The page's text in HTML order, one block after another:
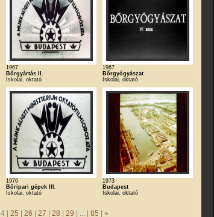
1967
Bőrgyártás II.
Iskolai, oktató
1967
Bőrgyógyászat
Iskolai, oktató
1976
Bőripari gépek III.
Iskolai, oktató
1973
Budapest
Iskolai, oktató
| 25 | 26 | 27 | 28 | 29 | ... | 85 | »